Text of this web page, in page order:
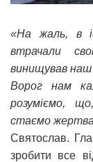
«На жаль, в
втрачали
винищував наш
Ворог нам
розуміємо,
стаємо
Святослав.
зробити все